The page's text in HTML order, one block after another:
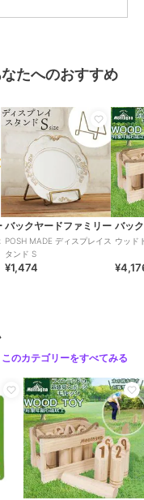
い 新生活 お祝い 内祝い
de豆つかみ 知育玩具 子
ト 贈り物 お箸練習 バラ
キッズ アイアップ
の他おもち
たへのおすすめ
バックヤードファミリー
POSH MADE ディスプレイス
タンド S
¥1,474
バッ
ウッド
このカテゴリーをすべてみる